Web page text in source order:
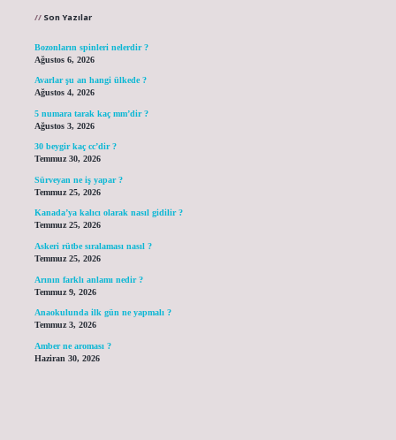
Son Yazılar
Bozonların spinleri nelerdir ?
Ağustos 6, 2026
Avarlar şu an hangi ülkede ?
Ağustos 4, 2026
5 numara tarak kaç mm’dir ?
Ağustos 3, 2026
30 beygir kaç cc’dir ?
Temmuz 30, 2026
Sürveyan ne iş yapar ?
Temmuz 25, 2026
Kanada’ya kalıcı olarak nasıl gidilir ?
Temmuz 25, 2026
Askeri rütbe sıralaması nasıl ?
Temmuz 25, 2026
Arının farklı anlamı nedir ?
Temmuz 9, 2026
Anaokulunda ilk gün ne yapmalı ?
Temmuz 3, 2026
Amber ne aroması ?
Haziran 30, 2026